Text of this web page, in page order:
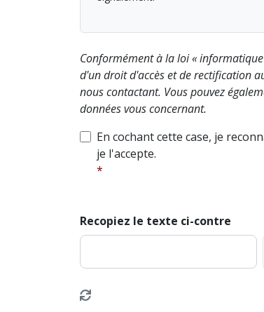
Conformément à la loi «
d'un droit d'accès et de rectification
nous contactant. Vous pouvez
données vous concernant.
En cochant cette case, je
je l'accepte.
Recopiez le texte ci-contre